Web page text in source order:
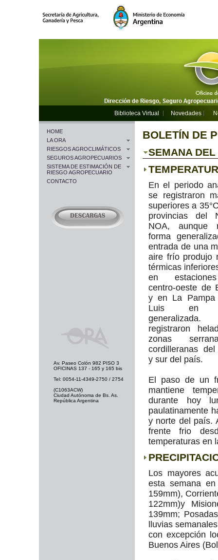
Biblioteca Virtual Novedades
HOME
LA ORA
RIESGOS AGROCLIMÁTICOS
SEGUROS AGROPECUARIOS
SISTEMA DE ESTIMACIÓN DE
RIESGO AGROPECUARIO
CONTACTO
BOLETÍN DE
SEMANA
En el periodo
se registraron
superiores a
provincias del
NOA, aunque
forma
entrada de una
aire frío produjo
térmicas
en
centro-oeste de
y en La
Luis en
registraron
zonas
cordilleranas
y sur del país.
El paso de un
mantiene
durante hoy
paulatinamente
y norte del país.
frente frio
temperaturas en
Los mayores
esta semana
159mm),
122mm)y
139mm;
lluvias
con excepción
Buenos Aires
Av. Paseo Colón 982 PISO 3
OFICINAS 137 - 165 y 165 bis
Tel: 0054-11-4349-2750 / 2754
(C1063ACW)
Ciudad Autónoma de Bs. As.
República Argentina